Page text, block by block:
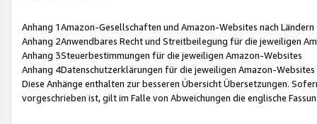
Anhang 1Amazon-Gesellschaften und Amazon-Websites nach Ländern
Anhang 2Anwendbares Recht und Streitbeilegung für die jeweiligen
Anhang 3Steuerbestimmungen für die jeweiligen Amazon-Websites
Anhang 4Datenschutzerklärungen für die jeweiligen Amazon-Websites
Diese Anhänge enthalten zur besseren Übersicht Übersetzungen.
vorgeschrieben ist, gilt im Falle von Abweichungen die englische